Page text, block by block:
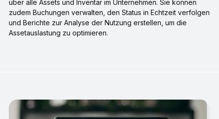
über alle Assets und Inventar im Unternehmen. Sie können
zudem Buchungen verwalten, den Status in Echtzeit verfolgen
und Berichte zur Analyse der Nutzung erstellen, um die
Assetauslastung zu optimieren.